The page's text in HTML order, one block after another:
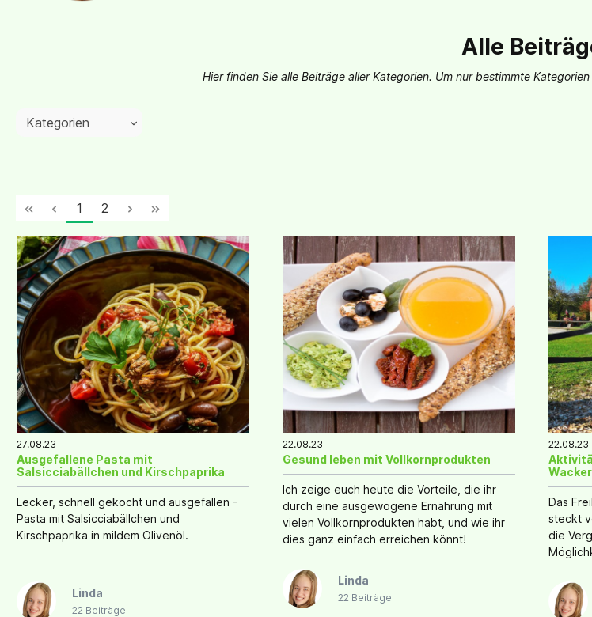
Alle
Hier finden Sie alle Beiträge aller Kategorien. Um nur bestimmte
Kategorien
1 2
27.08.23
Ausgefallene Pasta mit
Salsicciabällchen und Kirschpaprika
Lecker, schnell gekocht und ausgefallen -
Pasta mit Salsicciabällchen und
Kirschpaprika in mildem Olivenöl.
Linda
22 Beiträge
22.08.23
Gesund leben mit Vollkornprodukten
Ich zeige euch heute die Vorteile, die ihr
durch eine ausgewogene Ernährung mit
vielen Vollkornprodukten habt, und wie ihr
dies ganz einfach erreichen könnt!
Linda
22 Beiträge
22.08.23
Das
steckt
die